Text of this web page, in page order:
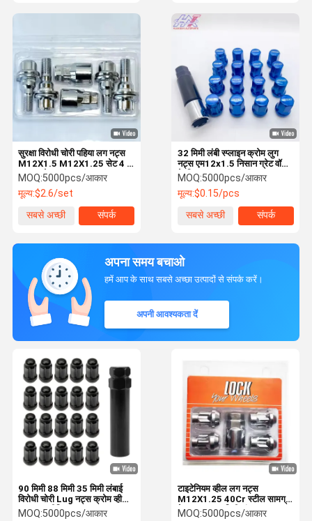
सुरक्षा विरोधी चोरी पहिया लग नट्स
M12X1.5 M12X1.25 सेट 4 +
2 10 ग्रेड
MOQ:5000pcs/आकार
मूल्य:$2.6/set
सबसे अच्छी
संपर्क
32 मिमी लंबी स्प्लाइन क्रोम लुग
नट्स एम12x1.5 निसान ग्रेट वॉल
के लिए
MOQ:5000pcs/आकार
मूल्य:$0.15/pcs
सबसे अच्छी
संपर्क
अपना समय बचाओ
हमें आप के साथ सबसे अच्छा उत्पादों से संपर्क करें।
अपनी आवश्यकता दें
टाइटेनियम व्हील लग नट्स
M12X1.25 40Cr स्टील सामग्री
के साथ 22.7 मिमी शंक व्यास
MOQ:5000pcs/आकार
90 मिमी 88 मिमी 35 मिमी लंबाई
विरोधी चोरी Lug नट्स क्रोम व्हील
नट्स एल्यूमीनियम
MOQ:5000pcs/आकार